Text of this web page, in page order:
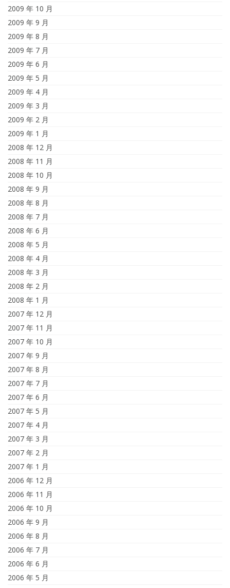
2009 年 10 月
2009 年 9 月
2009 年 8 月
2009 年 7 月
2009 年 6 月
2009 年 5 月
2009 年 4 月
2009 年 3 月
2009 年 2 月
2009 年 1 月
2008 年 12 月
2008 年 11 月
2008 年 10 月
2008 年 9 月
2008 年 8 月
2008 年 7 月
2008 年 6 月
2008 年 5 月
2008 年 4 月
2008 年 3 月
2008 年 2 月
2008 年 1 月
2007 年 12 月
2007 年 11 月
2007 年 10 月
2007 年 9 月
2007 年 8 月
2007 年 7 月
2007 年 6 月
2007 年 5 月
2007 年 4 月
2007 年 3 月
2007 年 2 月
2007 年 1 月
2006 年 12 月
2006 年 11 月
2006 年 10 月
2006 年 9 月
2006 年 8 月
2006 年 7 月
2006 年 6 月
2006 年 5 月